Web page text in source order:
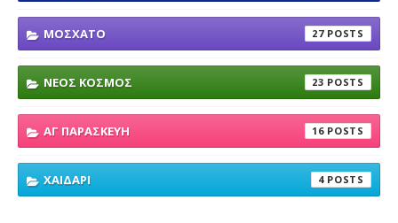
ΜΟΣΧΑΤΟ 27
ΝΕΟΣ ΚΟΣΜΟΣ 23
ΑΓ ΠΑΡΑΣΚΕΥΗ 16
ΧΑΙΔΑΡΙ 4